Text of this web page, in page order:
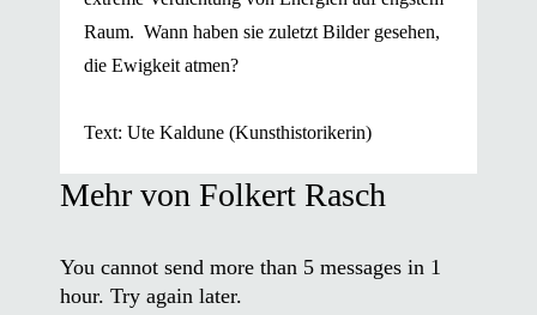
Raum. Wann haben sie zuletzt Bilder gesehen,
die Ewigkeit atmen?
Text: Ute Kaldune (Kunsthistorikerin)
Mehr von Folkert Rasch
You cannot send more than 5 messages in 1
hour. Try again later.